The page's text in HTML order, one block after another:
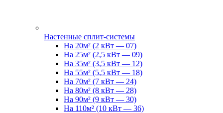
Настенные сплит-системы
На 20м² (2 кВт — 07)
На 25м² (2,5 кВт — 09)
На 35м² (3,5 кВт — 12)
На 55м² (5,5 кВт — 18)
На 70м² (7 кВт — 24)
На 80м² (8 кВт — 28)
На 90м² (9 кВт — 30)
На 110м² (10 кВт — 36)